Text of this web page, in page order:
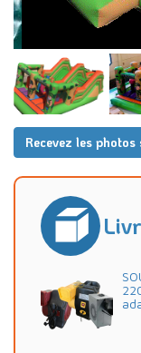
Recevez les